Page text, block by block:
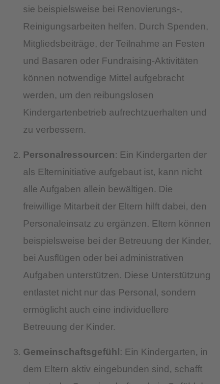
sie beispielsweise bei Renovierungs-,
Reinigungsarbeiten helfen. Durch Spenden,
Mitgliedsbeiträge, der Teilnahme an Festen
und Basaren oder Fundraising-Aktivitäten
können notwendige Mittel aufgebracht
werden, um den reibungslosen
Kindergartenbetrieb aufrechtzuerhalten und
zu verbessern.
Personalressourcen: Ein Kindergarten der
als Elterninitiative aufgebaut ist, kann nicht
alle Aufgaben allein bewältigen. Die
freiwillige Mitarbeit der Eltern hilft dabei, den
Personaleinsatz zu ergänzen. Eltern können
beispielsweise bei der Betreuung der Kinder,
bei Ausflügen oder bei administrativen
Aufgaben unterstützen. Diese Unterstützung
entlastet nicht nur das Personal, sondern
ermöglicht auch eine individuellere
Betreuung der Kinder.
Gemeinschaftsgefühl : Ein Kindergarten, in
dem Eltern aktiv eingebunden sind, schafft